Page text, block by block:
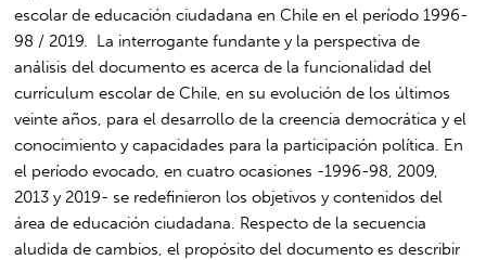
escolar de educación ciudadana en Chile en el período 1996-
98 / 2019. La interrogante fundante y la perspectiva de
análisis del documento es acerca de la funcionalidad del
currículum escolar de Chile, en su evolución de los últimos
veinte años, para el desarrollo de la creencia democrática y el
conocimiento y capacidades para la participación política. En
el período evocado, en cuatro ocasiones -1996-98, 2009,
2013 y 2019- se redefinieron los objetivos y contenidos del
área de educación ciudadana. Respecto de la secuencia
aludida de cambios, el propósito del documento es describir